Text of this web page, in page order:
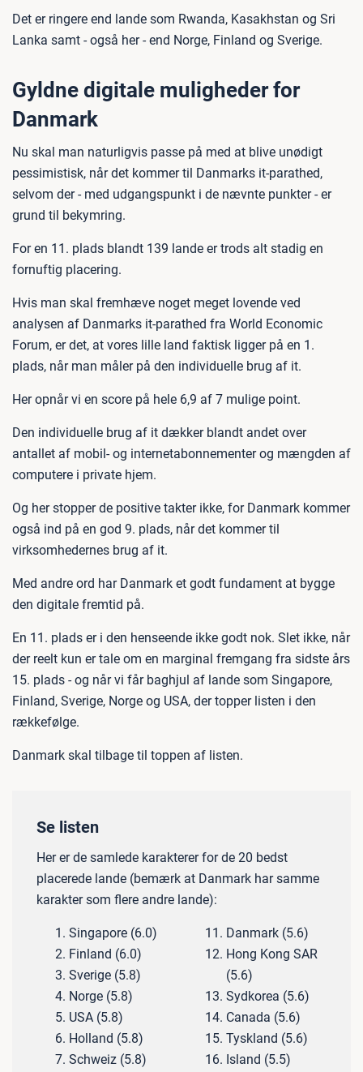
Det er ringere end lande som Rwanda, Kasakhstan og Sri
Lanka samt - også her - end Norge, Finland og Sverige.
Gyldne digitale muligheder for
Danmark
Nu skal man naturligvis passe på med at blive unødigt
pessimistisk, når det kommer til Danmarks it-parathed,
selvom der - med udgangspunkt i de nævnte punkter - er
grund til bekymring.
For en 11. plads blandt 139 lande er trods alt stadig en
fornuftig placering.
Hvis man skal fremhæve noget meget lovende ved
analysen af Danmarks it-parathed fra World Economic
Forum, er det, at vores lille land faktisk ligger på en 1.
plads, når man måler på den individuelle brug af it.
Her opnår vi en score på hele 6,9 af 7 mulige point.
Den individuelle brug af it dækker blandt andet over
antallet af mobil- og internetabonnementer og mængden af
computere i private hjem.
Og her stopper de positive takter ikke, for Danmark kommer
også ind på en god 9. plads, når det kommer til
virksomhedernes brug af it.
Med andre ord har Danmark et godt fundament at bygge
den digitale fremtid på.
En 11. plads er i den henseende ikke godt nok. Slet ikke, når
der reelt kun er tale om en marginal fremgang fra sidste års
15. plads - og når vi får baghjul af lande som Singapore,
Finland, Sverige, Norge og USA, der topper listen i den
rækkefølge.
Danmark skal tilbage til toppen af listen.
Se listen
Her er de samlede karakterer for de 20 bedst
placerede lande (bemærk at Danmark har samme
karakter som flere andre lande):
Singapore (6.0)
Finland (6.0)
Sverige (5.8)
Norge (5.8)
USA (5.8)
Holland (5.8)
Schweiz (5.8)
Danmark (5.6)
Hong Kong SAR
(5.6)
Sydkorea (5.6)
Canada (5.6)
Tyskland (5.6)
Island (5.5)